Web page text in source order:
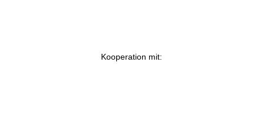
Kooperation mit: